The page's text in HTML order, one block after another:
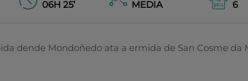
06H 25’ MEDIA 6
dende Mondoñedo ata a ermida de San Cosme da